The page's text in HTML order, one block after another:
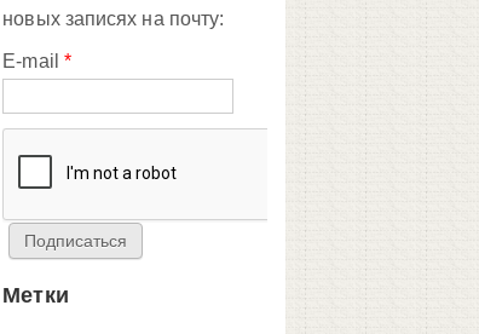
новых записях на почту:
E-mail *
Метки